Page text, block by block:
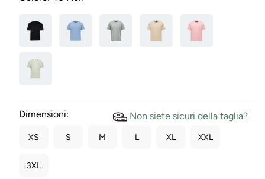
Dimensioni: Non siete sicuri della taglia?
XS S M L XL XXL
3XL